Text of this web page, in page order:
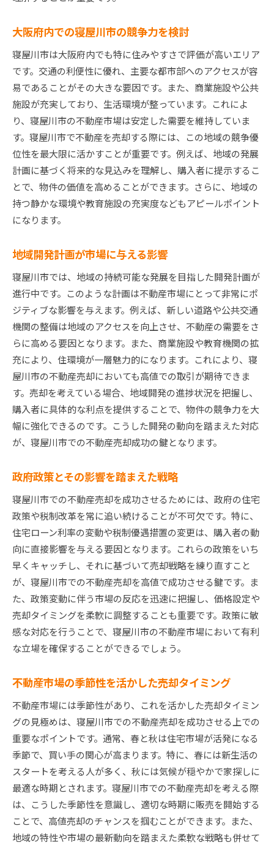
大阪府内での寝屋川市の競争力を検討
寝屋川市は大阪府内でも特に住みやすさで評価が高いエリア
です。交通の利便性に優れ、主要な都市部へのアクセスが容
易であることがその大きな要因です。また、商業施設や公共
施設が充実しており、生活環境が整っています。これによ
り、寝屋川市の不動産市場は安定した需要を維持していま
す。寝屋川市で不動産を売却する際には、この地域の競争優
位性を最大限に活かすことが重要です。例えば、地域の発展
計画に基づく将来的な見込みを理解し、購入者に提示するこ
とで、物件の価値を高めることができます。さらに、地域の
持つ静かな環境や教育施設の充実度などもアピールポイント
になります。
地域開発計画が市場に与える影響
寝屋川市では、地域の持続可能な発展を目指した開発計画が
進行中です。このような計画は不動産市場にとって非常にポ
ジティブな影響を与えます。例えば、新しい道路や公共交通
機関の整備は地域のアクセスを向上させ、不動産の需要をさ
らに高める要因となります。また、商業施設や教育機関の拡
充により、住環境が一層魅力的になります。これにより、寝
屋川市の不動産売却においても高値での取引が期待できま
す。売却を考えている場合、地域開発の進捗状況を把握し、
購入者に具体的な利点を提供することで、物件の競争力を大
幅に強化できるのです。こうした開発の動向を踏まえた対応
が、寝屋川市での不動産売却成功の鍵となります。
政府政策とその影響を踏まえた戦略
寝屋川市での不動産売却を成功させるためには、政府の住宅
政策や税制改革を常に追い続けることが不可欠です。特に、
住宅ローン利率の変動や税制優遇措置の変更は、購入者の動
向に直接影響を与える要因となります。これらの政策をいち
早くキャッチし、それに基づいて売却戦略を練り直すこと
が、寝屋川市での不動産売却を高値で成功させる鍵です。ま
た、政策変動に伴う市場の反応を迅速に把握し、価格設定や
売却タイミングを柔軟に調整することも重要です。政策に敏
感な対応を行うことで、寝屋川市の不動産市場において有利
な立場を確保することができるでしょう。
不動産市場の季節性を活かした売却タイミング
不動産市場には季節性があり、これを活かした売却タイミン
グの見極めは、寝屋川市での不動産売却を成功させる上での
重要なポイントです。通常、春と秋は住宅市場が活発になる
季節で、買い手の関心が高まります。特に、春には新生活の
スタートを考える人が多く、秋には気候が穏やかで家探しに
最適な時期とされます。寝屋川市での不動産売却を考える際
は、こうした季節性を意識し、適切な時期に販売を開始する
ことで、高値売却のチャンスを掴むことができます。また、
地域の特性や市場の最新動向を踏まえた柔軟な戦略も併せて